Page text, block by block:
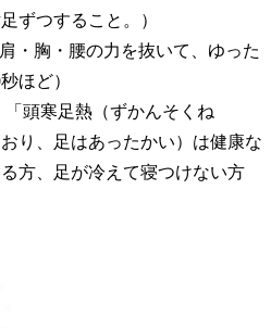
ずつすること。）
・胸・腰の力を抜いて、ゆった
ほど）
頭寒足熱（ずかんそくね
り、足はあったかい）は健康な
方、足が冷えて寝つけない方